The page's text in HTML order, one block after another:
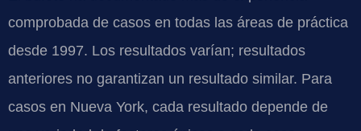
comprobada de casos en todas las áreas de práctica
desde 1997. Los resultados varían; resultados
anteriores no garantizan un resultado similar. Para
casos en Nueva York, cada resultado depende de